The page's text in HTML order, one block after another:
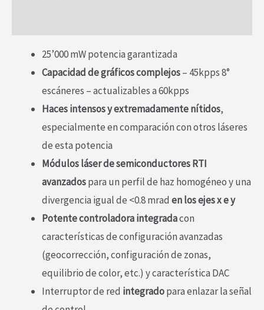
25’000 mW potencia garantizada
Capacidad de gráficos complejos– 45kpps 8°
escáneres – actualizables a 60kpps
Haces intensos y extremadamente nítidos,
especialmente en comparación con otros láseres
de esta potencia
Módulos láser de semiconductores RTI
avanzadospara un perfil de haz homogéneo y una
divergencia igual de <0.8 mrad en los ejes x e y
Potente controladora integradacon
características de configuración avanzadas
(geocorrección, configuración de zonas,
equilibrio de color, etc.) y característica DAC
Interruptor de red integradopara enlazar la señal